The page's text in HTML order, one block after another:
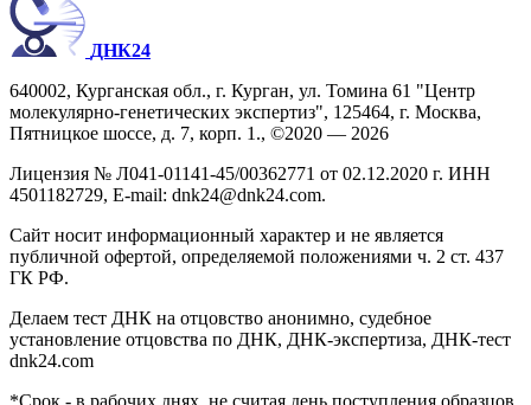
ДНК24
640002, Курганская обл., г. Курган, ул. Томина 61 "Центр
молекулярно-генетических экспертиз", 125464, г. Москва,
Пятницкое шоссе, д. 7, корп. 1., ©2020 — 2026
Лицензия № Л041-01141-45/00362771 от 02.12.2020 г. ИНН
4501182729, E-mail: dnk24@dnk24.com.
Сайт носит информационный характер и не является
публичной офертой, определяемой положениями ч. 2 ст. 437
ГК РФ.
Делаем тест ДНК на отцовство анонимно, судебное
установление отцовства по ДНК, ДНК-экспертиза, ДНК-тест
dnk24.com
*Срок - в рабочих днях, не считая день поступления образцов